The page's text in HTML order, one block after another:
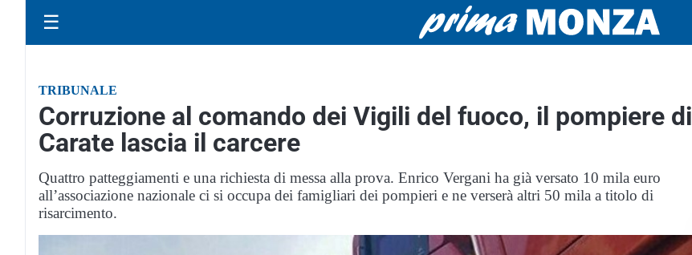
☰
TRIBUNALE
Corruzione al comando dei Vigili del fuoco, il pompiere di
Carate lascia il carcere
Quattro patteggiamenti e una richiesta di messa alla prova. Enrico Vergani ha già versato 10 mila euro
all’associazione nazionale ci si occupa dei famigliari dei pompieri e ne verserà altri 50 mila a titolo di
risarcimento.